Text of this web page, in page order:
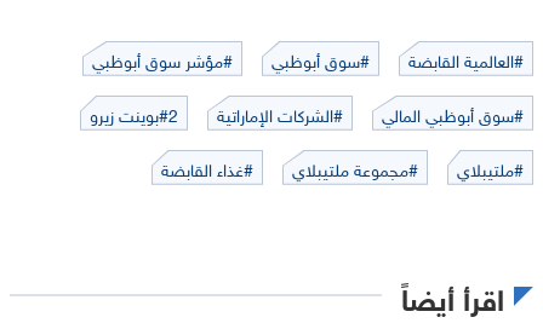
#العالمية القابضة #سوق أبوظبي
#مؤشر سوق أبوظبي
#سوق أبوظبي المالي
#الشركات الإماراتية
#2بوينت زيرو
#ملتيبلاي
#مجموعة ملتيبلاي #غذاء القابضة
اقرأ أيضاً